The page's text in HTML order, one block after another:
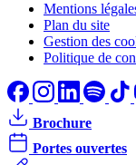
Mentions
Plan du site
Gestion des
Politique de
Brochure
Portes ouvertes